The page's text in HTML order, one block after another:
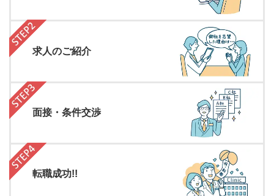
求人のご紹介
面接・条件交渉
転職成功!!